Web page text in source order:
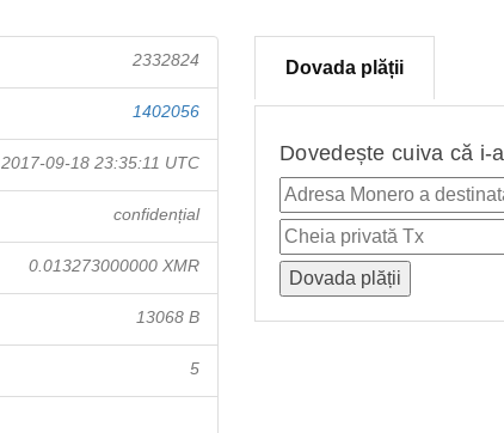
2332824
1402056
2017-09-18 23:35:11 UTC
confidențial
0.013273000000 XMR
13068 B
5
Dovada plății
Dovedește cuiva că i-